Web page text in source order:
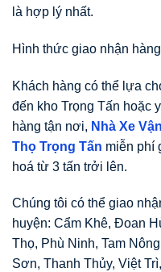
là hợp lý nhất.
Hình thức giao nhận
Khách hàng có thể lựa
đến kho Trọng Tấn hoặc
hàng tận nơi, Nhà Xe
Thọ Trọng Tấn miễn phí
hoá từ 3 tấn trởi lên.
Chúng tôi có thể giao
huyện: Cẩm Khê, Đoan
Thọ, Phù Ninh, Tam
Sơn, Thanh Thủy, Việt